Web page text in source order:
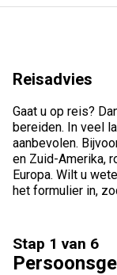
Reisadvies
Gaat u op reis?
bereiden. In veel
aanbevolen.
en Zuid-Amerika,
Europa. Wilt u
het formulier in,
Stap 1 van 6